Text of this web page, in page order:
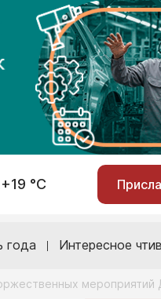
°С
года Интересное